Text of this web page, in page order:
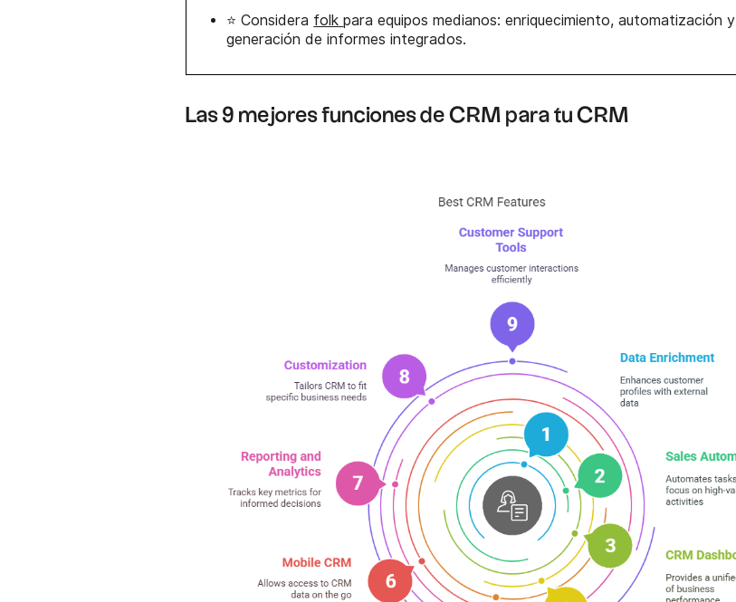
⭐ Considera folkpara equipos medianos: enriquecimiento, automatización y
generación de informes integrados.
Las 9 mejores funciones de CRM para tu CRM